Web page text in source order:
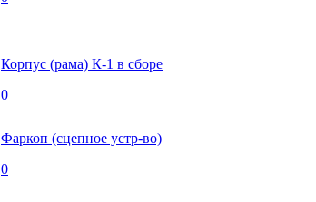
Корпус (рама) К-1 в сборе
0
Фаркоп (сцепное устр-во)
0